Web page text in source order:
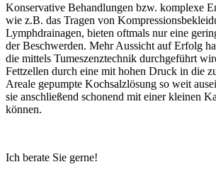
Konservative Behandlungen bzw. komplexe
wie z.B. das Tragen von
Lymphdrainagen, bieten oftmals nur eine
der Beschwerden. Mehr Aussicht auf Erfolg
die mittels Tumeszenztechnik durchgeführt
Fettzellen durch eine mit hohen Druck in die
Areale gepumpte Kochsalzlösung so weit
sie anschließend schonend mit einer kleinen
können.
Ich berate Sie gerne!